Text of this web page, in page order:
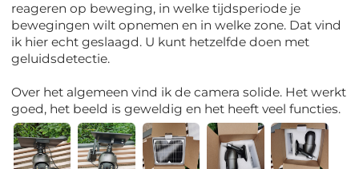
reageren op beweging, in welke tijdsperiode je
bewegingen wilt opnemen en in welke zone. Dat vind
ik hier echt geslaagd. U kunt hetzelfde doen met
geluidsdetectie.
Over het algemeen vind ik de camera solide. Het werkt
goed, het beeld is geweldig en het heeft veel functies.